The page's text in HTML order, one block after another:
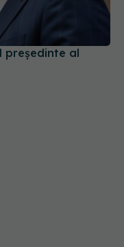
al